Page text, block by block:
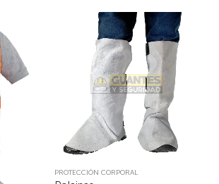
PROTECCIÓN CORPORAL